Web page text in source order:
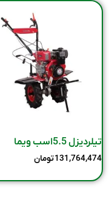
تیلردیزل 5.5اسب ویما
131,764,474تومان